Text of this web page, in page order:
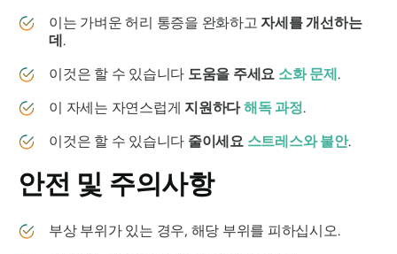
이는 가벼운 허리 통증을 완화하고자세를 개선하는
데.
이것은 할 수 있습니다 도움을 주세요 소화 문제.
이 자세는 자연스럽게 지원하다해독 과정.
이것은 할 수 있습니다 줄이세요 스트레스와 불안.
안전 및 주의사항
부상 부위가 있는 경우, 해당 부위를 피하십시오.